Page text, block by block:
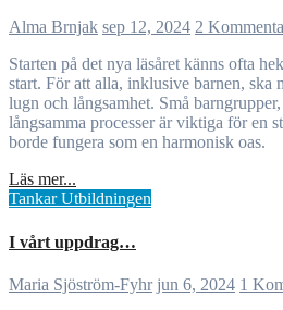
Alma Brnjak sep 12, 2024 2
Starten på det nya läsåret känns ofta hektisk, trots försök till en mjuk
start. För att alla, inklusive barnen, ska
lugn och långsamhet. Små
långsamma processer är viktiga för en
borde fungera som en harmonisk oas.
Läs mer...
TankarUtbildningen
I vårt uppdrag…
Maria Sjöström-Fyhr jun 6, 2024 1